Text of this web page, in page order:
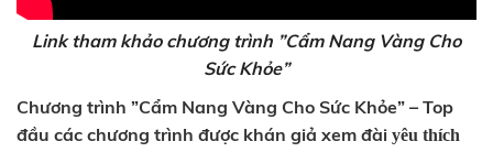
Link tham khảo chương trình ”Cẩm Nang Vàng Cho
Sức Khỏe”
Chương trình ”Cẩm Nang Vàng Cho Sức Khỏe” – Top
đầu các chương trình được khán giả xem đài yêu thích